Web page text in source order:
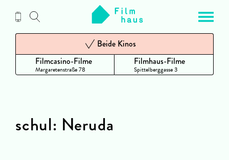
Inhalt
Filmcasino-Filme
Margaretenstraße 78
Beide Kinos
Filmhaus-Filme
Spittelberggasse 3
schul: Neruda